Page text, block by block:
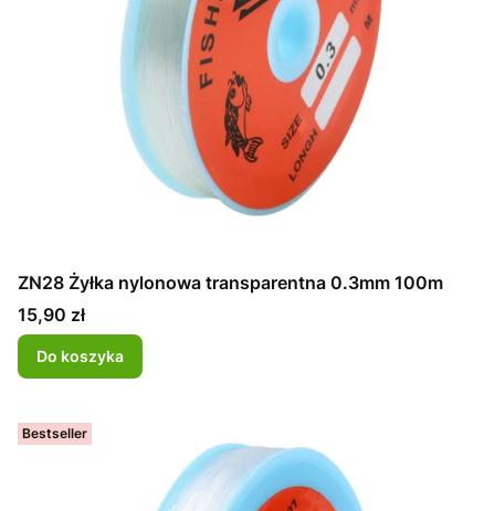
ZN28 Żyłka nylonowa transparentna 0.3mm 100m
Cena
15,90 zł
Do koszyka
Bestseller